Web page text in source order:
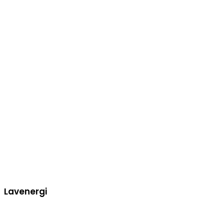
Lavenergi